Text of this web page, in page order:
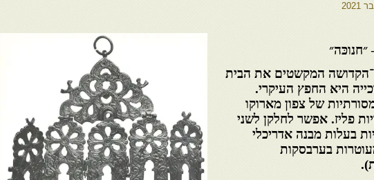
המקשטים את הבית
היא החפץ העיקרי.
של צפון מארוקו
פליז. אפשר לחלקן לשני
בעלות מבנה אדריכלי
בערבסקות